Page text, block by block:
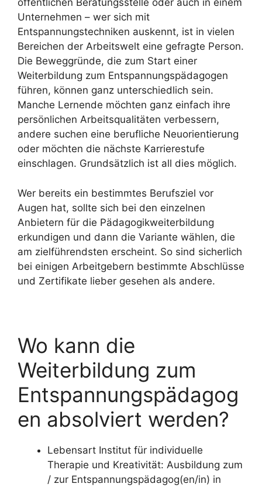
öffentlichen Beratungsstelle oder auch in einem
Unternehmen – wer sich mit
Entspannungstechniken auskennt, ist in vielen
Bereichen der Arbeitswelt eine gefragte Person.
Die Beweggründe, die zum Start einer
Weiterbildung zum Entspannungspädagogen
führen, können ganz unterschiedlich sein.
Manche Lernende möchten ganz einfach ihre
persönlichen Arbeitsqualitäten verbessern,
andere suchen eine berufliche Neuorientierung
oder möchten die nächste Karrierestufe
einschlagen. Grundsätzlich ist all dies möglich.
Wer bereits ein bestimmtes Berufsziel vor
Augen hat, sollte sich bei den einzelnen
Anbietern für die Pädagogikweiterbildung
erkundigen und dann die Variante wählen, die
am zielführendsten erscheint. So sind sicherlich
bei einigen Arbeitgebern bestimmte Abschlüsse
und Zertifikate lieber gesehen als andere.
Wo kann die
Weiterbildung zum
Entspannungspädagog
en absolviert werden?
Lebensart Institut für individuelle
Therapie und Kreativität: Ausbildung zum
/ zur Entspannungspädagog(en/in) in